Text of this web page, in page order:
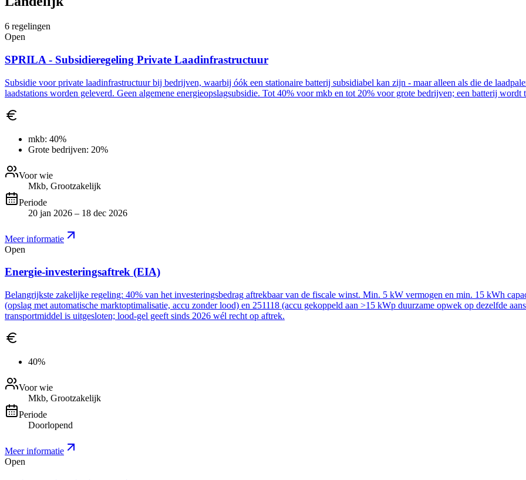
6 regelingen
Open
SPRILA - Subsidieregeling Private Laadinfrastructuur
Subsidie voor private laadinfrastructuur bij bedrijven, waarbij óók een stationaire batterij subsidiabel kan zijn - maar alleen als die de
laadstations worden geleverd. Geen algemene energieopslagsubsidie. Tot 40% voor mkb en tot 20% voor grote bedrijven; een batterij
mkb: 40%
Grote bedrijven: 20%
Voor wie
Mkb, Grootzakelijk
Periode
20 jan 2026 – 18 dec 2026
Meer informatie
Open
Energie-investeringsaftrek (EIA)
Belangrijkste zakelijke regeling: 40% van het investeringsbedrag aftrekbaar van de fiscale winst. Min. 5 kW vermogen en min. 15 kWh
(opslag met automatische marktoptimalisatie, accu zonder lood) en 251118 (accu gekoppeld aan >15 kWp duurzame opwek op dezelfde
transportmiddel is uitgesloten; lood-gel geeft sinds 2026 wél recht op aftrek.
40%
Voor wie
Mkb, Grootzakelijk
Periode
Doorlopend
Meer informatie
Open